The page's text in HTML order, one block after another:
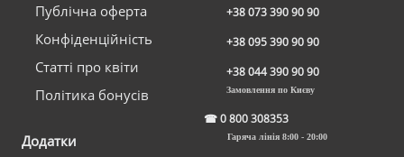
Публічна оферта
Конфіденційність
Статті про квіти
Політика бонусів
Додатки
+38 073 390 90 90
+38 095 390 90 90
+38 044 390 90 90
Замовлення по Києву
☎0 800 308353
Гаряча лінія 8:00 - 20:00